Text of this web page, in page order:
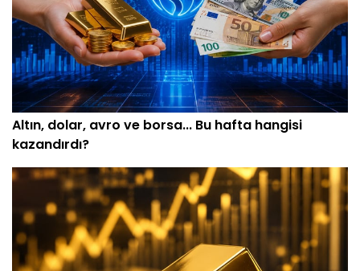
Altın, dolar, avro ve borsa... Bu hafta hangisi
kazandırdı?